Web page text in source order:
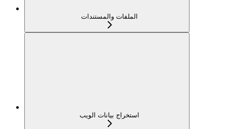
الملفات والمستندات
استخراج بيانات الويب